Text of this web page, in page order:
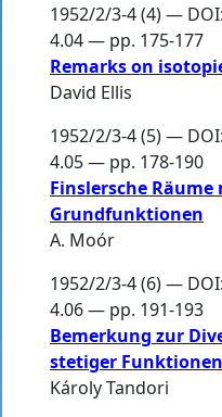
1952/2/3-4 (4) —
4.04 — pp. 175-177
Remarks on
David Ellis
1952/2/3-4 (5) —
4.05 — pp. 178-190
Finslersche
Grundfunktionen
A. Moór
1952/2/3-4 (6) —
4.06 — pp. 191-193
Bemerkung zur
stetiger Funktionen
Károly Tandori